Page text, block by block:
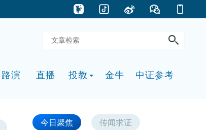
路演 直播 投教 金牛 中证参考
今日聚焦 传闻求证